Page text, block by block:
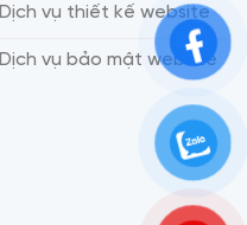
Dịch vụ thiết kế website
Dịch vụ bảo mật website